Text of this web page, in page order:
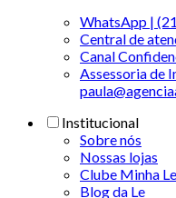
WhatsApp |
Central de
Canal
Assessoria de
Institucional
Sobre nós
Nossas lojas
Clube Minha Le
Blog da Le